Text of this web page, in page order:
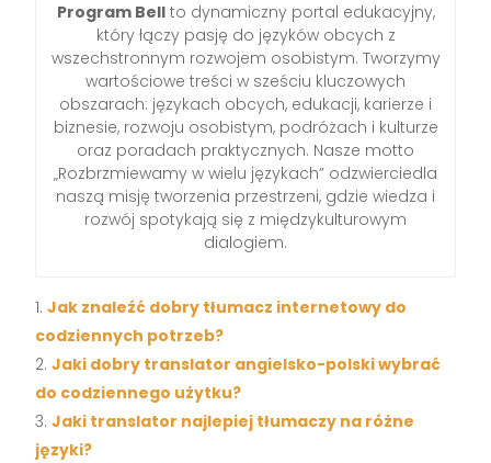
Program Bellto dynamiczny portal edukacyjny,
który łączy pasję do języków obcych z
wszechstronnym rozwojem osobistym. Tworzymy
wartościowe treści w sześciu kluczowych
obszarach: językach obcych, edukacji, karierze i
biznesie, rozwoju osobistym, podróżach i kulturze
oraz poradach praktycznych. Nasze motto
„Rozbrzmiewamy w wielu językach” odzwierciedla
naszą misję tworzenia przestrzeni, gdzie wiedza i
rozwój spotykają się z międzykulturowym
dialogiem.
Jak znaleźć dobry tłumacz internetowy do
codziennych potrzeb?
Jaki dobry translator angielsko-polski wybrać
do codziennego użytku?
Jaki translator najlepiej tłumaczy na różne
języki?